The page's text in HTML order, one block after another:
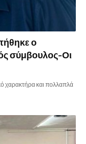
ο
σύμβουλος-Οι
χαρακτήρα και πολλαπλά